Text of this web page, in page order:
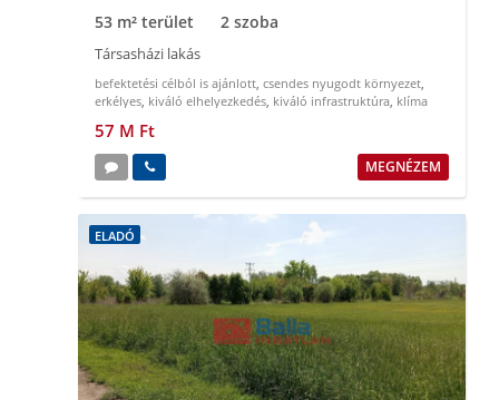
53 m² terület 2 szoba
Társasházi lakás
befektetési célból is ajánlott, csendes nyugodt környezet,
erkélyes, kiváló elhelyezkedés, kiváló infrastruktúra, klíma
57 M Ft
MEGNÉZEM
ELADÓ